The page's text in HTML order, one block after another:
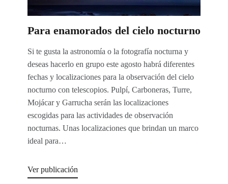
Para enamorados del cielo nocturno
Si te gusta la astronomía o la fotografía nocturna y
deseas hacerlo en grupo este agosto habrá diferentes
fechas y localizaciones para la observación del cielo
nocturno con telescopios. Pulpí, Carboneras, Turre,
Mojácar y Garrucha serán las localizaciones
escogidas para las actividades de observación
nocturnas. Unas localizaciones que brindan un marco
ideal para…
Ver publicación